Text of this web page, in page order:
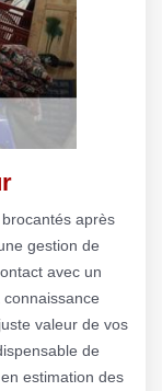
après
gestion de
avec un
valeur de vos
de
estimation des